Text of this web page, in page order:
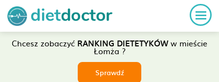
Chcesz zobaczyć RANKING DIETETYKÓWw mieście
Łomża ?
Sprawdź